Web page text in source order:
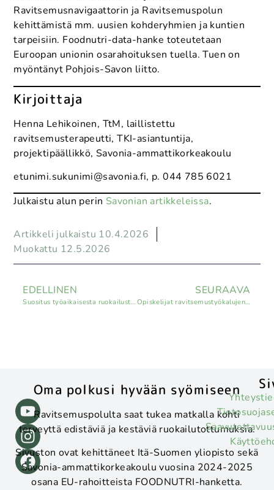
Ravitsemusnavigaattorin ja Ravitsemuspolun
kehittämistä mm. uusien kohderyhmien ja kuntien
tarpeisiin. Foodnutri-data-hanke toteutetaan
Euroopan unionin osarahoituksen tuella. Tuen on
myöntänyt Pohjois-Savon liitto.
Kirjoittaja
Henna Lehikoinen, TtM, laillistettu
ravitsemusterapeutti, TKI-asiantuntija,
projektipäällikkö, Savonia-ammattikorkeakoulu
etunimi.sukunimi@savonia.fi, p. 044 785 6021
Julkaistu alun perin Savonian artikkeleissa.
Artikkeli julkaistu 10.4.2026
Muokattu 12.5.2026
EDELLINEN
Suositus työaikaisesta ruokailusta edistää hyvää ravitsemusta eri työtehtävissä
SEURAAVA
Opiskelijat ravitsemustyökalujen testaajina
Oma polkusi hyvään syömiseen
Ravitsemuspolulta saat tukea matkalla kohti
terveyttä edistäviä ja kestäviä ruokailutottumuksia.
Sivuston ovat kehittäneet Itä-Suomen yliopisto sekä
Savonia-ammattikorkeakoulu vuosina 2024-2025
osana EU-rahoitteista FOODNUTRI-hanketta.